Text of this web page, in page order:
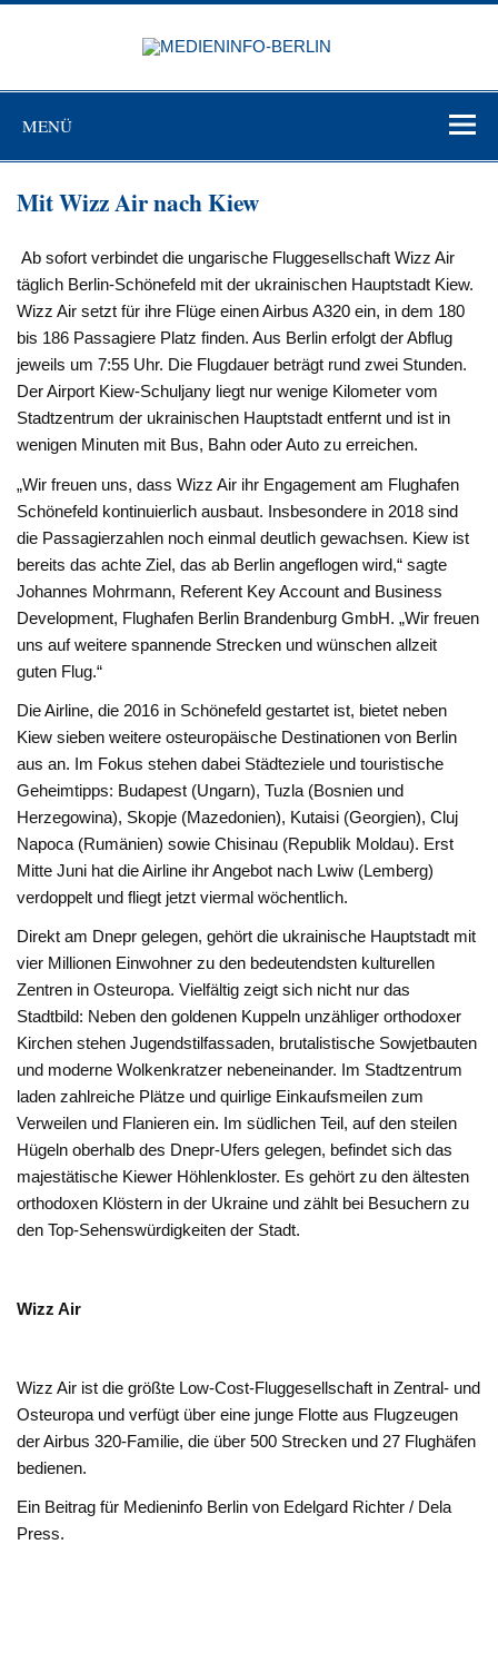
Zum
MENÜ
Mit Wizz Air nach Kiew
Ab sofort verbindet die ungarische Fluggesellschaft Wizz Air
täglich Berlin-Schönefeld mit der ukrainischen Hauptstadt Kiew.
Wizz Air setzt für ihre Flüge einen Airbus A320 ein, in dem 180
bis 186 Passagiere Platz finden. Aus Berlin erfolgt der Abflug
jeweils um 7:55 Uhr. Die Flugdauer beträgt rund zwei Stunden.
Der Airport Kiew-Schuljany liegt nur wenige Kilometer vom
Stadtzentrum der ukrainischen Hauptstadt entfernt und ist in
wenigen Minuten mit Bus, Bahn oder Auto zu erreichen.
„Wir freuen uns, dass Wizz Air ihr Engagement am Flughafen
Schönefeld kontinuierlich ausbaut. Insbesondere in 2018 sind
die Passagierzahlen noch einmal deutlich gewachsen. Kiew ist
bereits das achte Ziel, das ab Berlin angeflogen wird,“ sagte
Johannes Mohrmann, Referent Key Account and Business
Development, Flughafen Berlin Brandenburg GmbH. „Wir freuen
uns auf weitere spannende Strecken und wünschen allzeit
guten Flug.“
Die Airline, die 2016 in Schönefeld gestartet ist, bietet neben
Kiew sieben weitere osteuropäische Destinationen von Berlin
aus an. Im Fokus stehen dabei Städteziele und touristische
Geheimtipps: Budapest (Ungarn), Tuzla (Bosnien und
Herzegowina), Skopje (Mazedonien), Kutaisi (Georgien), Cluj
Napoca (Rumänien) sowie Chisinau (Republik Moldau). Erst
Mitte Juni hat die Airline ihr Angebot nach Lwiw (Lemberg)
verdoppelt und fliegt jetzt viermal wöchentlich.
Direkt am Dnepr gelegen, gehört die ukrainische Hauptstadt mit
vier Millionen Einwohner zu den bedeutendsten kulturellen
Zentren in Osteuropa. Vielfältig zeigt sich nicht nur das
Stadtbild: Neben den goldenen Kuppeln unzähliger orthodoxer
Kirchen stehen Jugendstilfassaden, brutalistische Sowjetbauten
und moderne Wolkenkratzer nebeneinander. Im Stadtzentrum
laden zahlreiche Plätze und quirlige Einkaufsmeilen zum
Verweilen und Flanieren ein. Im südlichen Teil, auf den steilen
Hügeln oberhalb des Dnepr-Ufers gelegen, befindet sich das
majestätische Kiewer Höhlenkloster. Es gehört zu den ältesten
orthodoxen Klöstern in der Ukraine und zählt bei Besuchern zu
den Top-Sehenswürdigkeiten der Stadt.
Wizz Air
Wizz Air ist die größte Low-Cost-Fluggesellschaft in Zentral- und
Osteuropa und verfügt über eine junge Flotte aus Flugzeugen
der Airbus 320-Familie, die über 500 Strecken und 27 Flughäfen
bedienen.
Ein Beitrag für Medieninfo Berlin von Edelgard Richter / Dela
Press.